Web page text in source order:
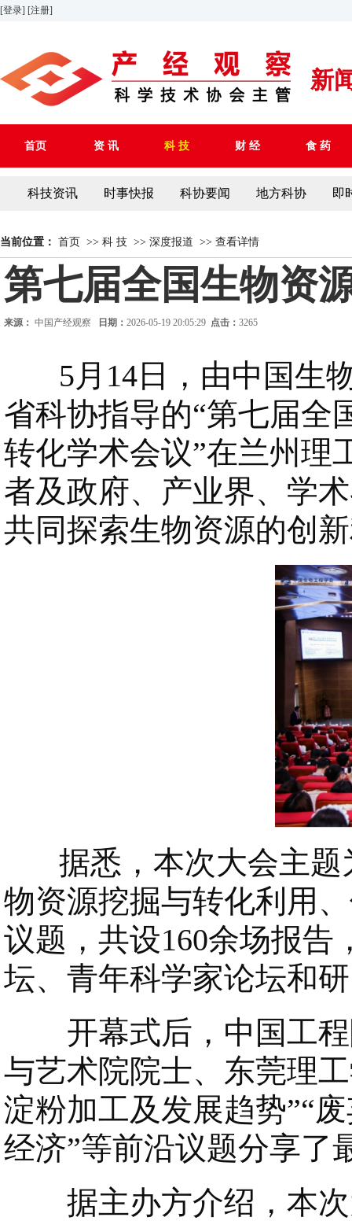
[登录] [注册]
新
首页 资 讯 科 技 财 经 食 药
科技资讯 时事快报 科协要闻 地方科协 即
当前位置： 首页 >> 科 技 >> 深度报道 >> 查看详情
第七届全国生物资
来源： 中国产经观察 日期： 2026-05-19 20:05:29 点击： 3265
5月14日，由中国生物
省科协指导的“第七届全
转化学术会议”在兰州理
者及政府、产业界、学
共同探索生物资源的创
据悉，本次大会主题
物资源挖掘与转化利用
议题，共设160余场报告
坛、青年科学家论坛和
开幕式后，中国工程
与艺术院院士、东莞理
淀粉加工及发展趋势”“
经济”等前沿议题分享了
据主办方介绍，本次